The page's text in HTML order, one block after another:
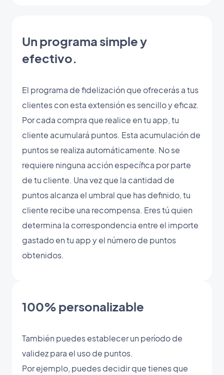
Un programa simple y
efectivo.
El programa de fidelización que ofrecerás a tus
clientes con esta extensión es sencillo y eficaz.
Por cada compra que realice en tu app, tu
cliente acumulará puntos. Esta acumulación de
puntos se realiza automáticamente. No se
requiere ninguna acción específica por parte
de tu cliente. Una vez que la cantidad de
puntos alcanza el umbral que has definido, tu
cliente recibe una recompensa. Eres tú quien
determina la correspondencia entre el importe
gastado en tu app y el número de puntos
obtenidos.
100% personalizable
También puedes establecer un período de
validez para el uso de puntos.
Por ejemplo, puedes decidir que tienes que